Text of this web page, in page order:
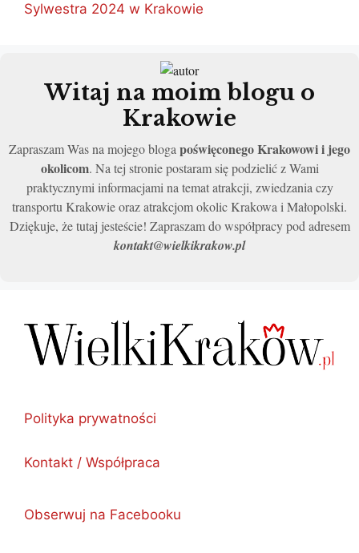
Sylwestra 2024 w Krakowie
Witaj na moim blogu o
Krakowie
Zapraszam Was na mojego blogapoświęconego Krakowowi i jego
okolicom. Na tej stronie postaram się podzielić z Wami
praktycznymi informacjami na temat atrakcji, zwiedzania czy
transportu Krakowie oraz atrakcjom okolic Krakowa i Małopolski.
Dziękuje, że tutaj jesteście! Zapraszam do współpracy pod adresem
kontakt@wielkikrakow.pl
Polityka prywatności
Kontakt / Współpraca
Obserwuj na Facebooku